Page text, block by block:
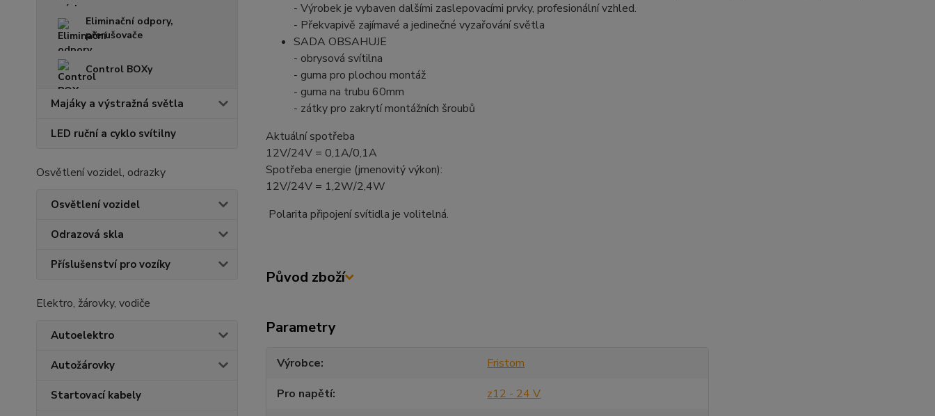
Eliminační odpory,
přerušovače
Control BOXy
Majáky a výstražná světla
LED ruční a cyklo svítilny
Osvětlení vozidel, odrazky
Osvětlení vozidel
Odrazová skla
Příslušenství pro vozíky
Elektro, žárovky, vodiče
Autoelektro
Autožárovky
Startovací kabely
- Výrobek je vybaven dalšími zaslepovacími prvky, profesionální vzhled.
- Překvapivě zajímavé a jedinečné vyzařování světla
SADA OBSAHUJE
- obrysová svítilna
- guma pro plochou montáž
- guma na trubu 60mm
- zátky pro zakrytí montážních šroubů
Aktuální spotřeba
12V/24V = 0,1A/0,1A
Spotřeba energie (jmenovitý výkon):
12V/24V = 1,2W/2,4W
Polarita připojení svítidla je volitelná.
Původ zboží
Parametry
Výrobce
Fristom
Pro napětí
z12 - 24 V